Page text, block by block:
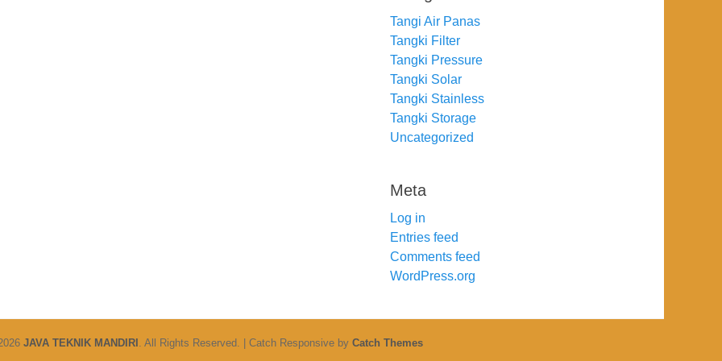
Tangi Air Panas
Tangki Filter
Tangki Pressure
Tangki Solar
Tangki Stainless
Tangki Storage
Uncategorized
Meta
Log in
Entries feed
Comments feed
WordPress.org
JAVA TEKNIK MANDIRI . All Rights Reserved. | Catch Responsive by Catch Themes